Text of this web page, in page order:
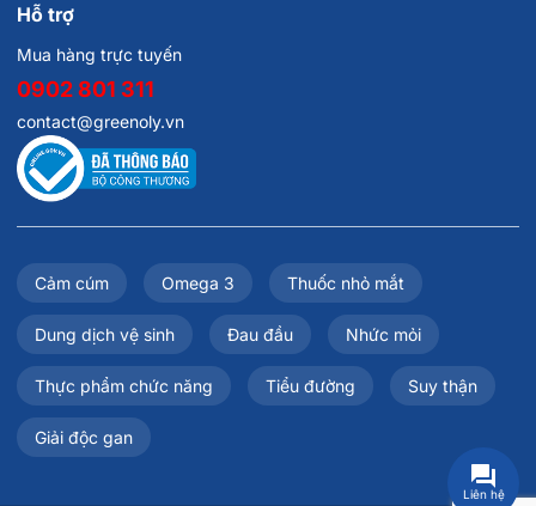
Hỗ trợ
Mua hàng trực tuyến
0902 801 311
contact@greenoly.vn
Cảm cúm Omega 3 Thuốc nhỏ mắt
Dung dịch vệ sinh Đau đầu Nhức mỏi
Thực phẩm chức năng Tiểu đường Suy thận
Giải độc gan
Liên hệ